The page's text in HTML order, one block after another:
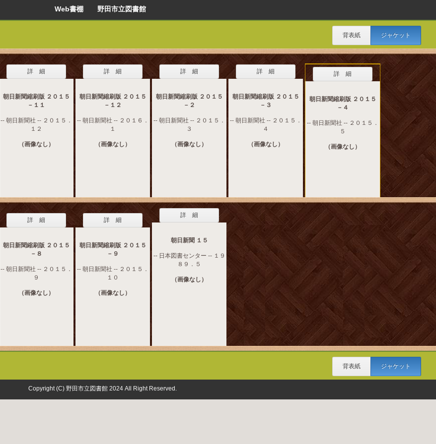
Web書棚 野田市立図書館
背表紙 ジャケット
詳 細
朝日新聞縮刷版 ２０１５
－１１
-- 朝日新聞社 -- ２０１５．
１２
（画像なし）
詳 細
朝日新聞縮刷版 ２０１５
－１２
-- 朝日新聞社 -- ２０１６．
１
（画像なし）
詳 細
朝日新聞縮刷版 ２０１５
－２
-- 朝日新聞社 -- ２０１５．
３
（画像なし）
詳 細
朝日新聞縮刷版 ２０１５
－３
-- 朝日新聞社 -- ２０１５．
４
（画像なし）
詳 細
朝日新聞縮刷版 ２０１５
－４
-- 朝日新聞社 -- ２０１５．
５
（画像なし）
詳 細
朝日新聞縮刷版 ２０１５
－８
-- 朝日新聞社 -- ２０１５．
９
（画像なし）
詳 細
朝日新聞縮刷版 ２０１５
－９
-- 朝日新聞社 -- ２０１５．
１０
（画像なし）
詳 細
朝日新聞 １５
-- 日本図書センター -- １９
８９．５
（画像なし）
背表紙 ジャケット
Copyright (C) 野田市立図書館 2024 All Right Reserved.